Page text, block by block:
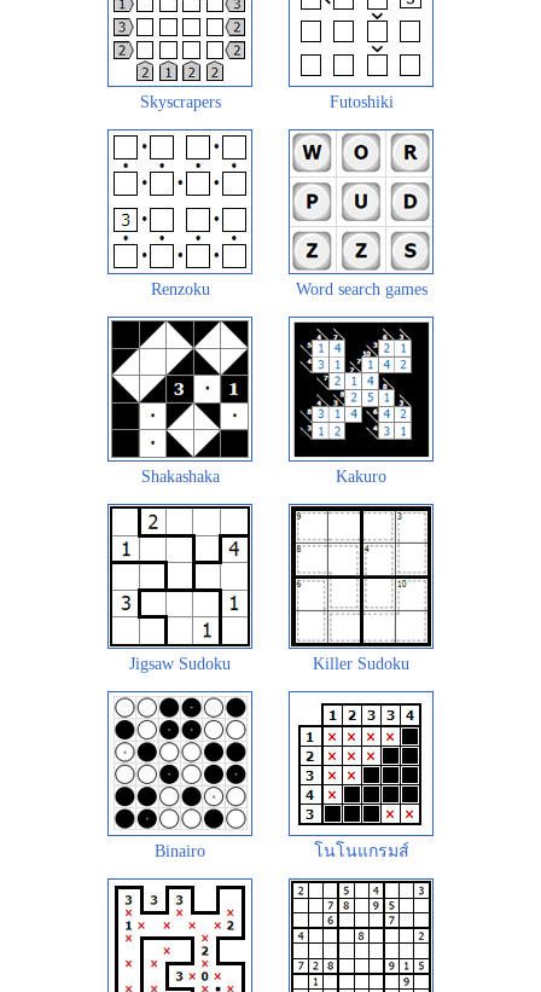
Skyscrapers Futoshiki
Renzoku Word search games
Shakashaka Kakuro
Jigsaw Sudoku Killer Sudoku
Binairo โนโนแกรมส์